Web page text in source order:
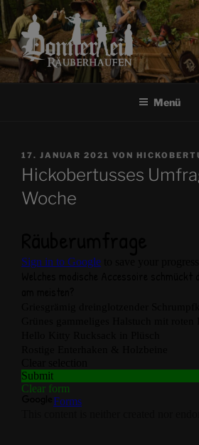
Zum
Inhalt
springen
RÄUBERHAUFEN
DONNERKEIL Menü
VERÖFFENTLICHT
AM
17. JANUAR 2021 VON
Hickobertusses
Woche